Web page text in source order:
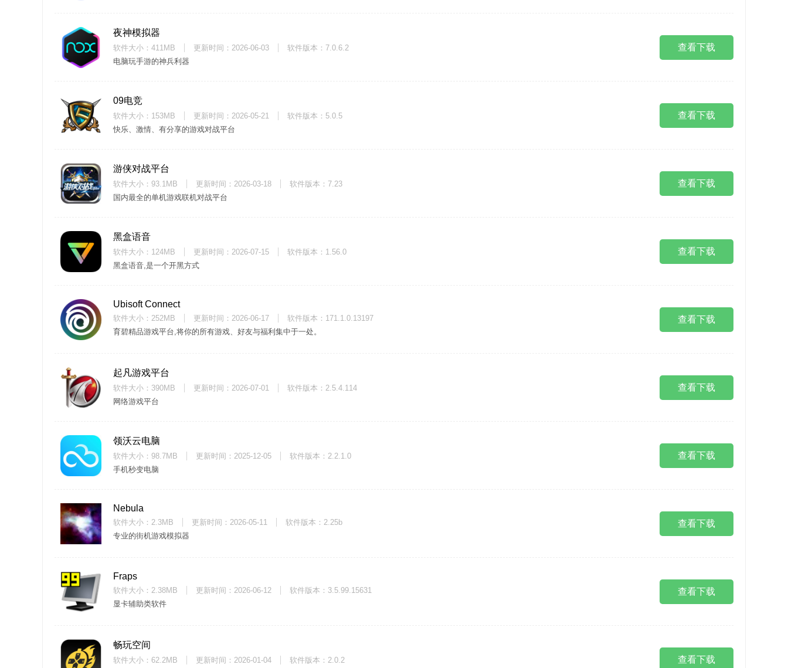
夜神模拟器
软件大小：411MB 更新时间： 2026-06-03
软件版本：7.0.6.2
电脑玩手游的神兵利器
查看下载
09电竞
软件大小：153MB 更新时间： 2026-05-21
软件版本：5.0.5
快乐、激情、有分享的游戏对战平台
查看下载
游侠对战平台
软件大小：93.1MB 更新时间： 2026-03-18
软件版本：7.23
国内最全的单机游戏联机对战平台
查看下载
黑盒语音
软件大小：124MB 更新时间： 2026-07-15
软件版本：1.56.0
黑盒语音,是一个开黑方式
查看下载
Ubisoft Connect
软件大小：252MB 更新时间： 2026-06-17
软件版本：171.1.0.13197
育碧精品游戏平台,将你的所有游戏、好友与福利集中于一处。
查看下载
起凡游戏平台
软件大小：390MB 更新时间： 2026-07-01
软件版本：2.5.4.114
网络游戏平台
查看下载
领沃云电脑
软件大小：98.7MB 更新时间： 2025-12-05
软件版本：2.2.1.0
手机秒变电脑
查看下载
Nebula
软件大小：2.3MB 更新时间： 2026-05-11
软件版本：2.25b
专业的街机游戏模拟器
查看下载
Fraps
软件大小：2.38MB 更新时间： 2026-06-12
软件版本：3.5.99.15631
显卡辅助类软件
查看下载
畅玩空间
软件大小：62.2MB 更新时间： 2026-01-04 软件版本：2.0.2 查看下载